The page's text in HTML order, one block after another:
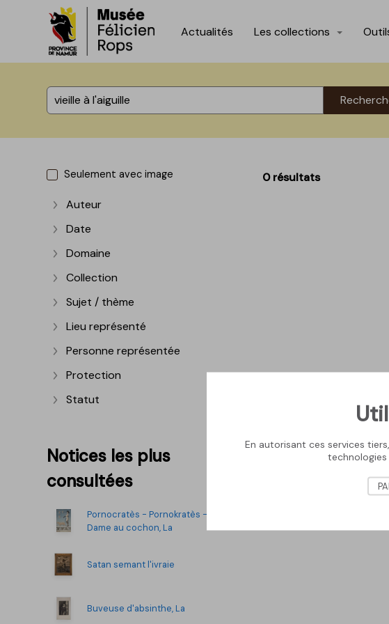
Accèder directement au contenu
Accèder directement au contenu
Actualités Les collections
Seulement avec image
Afficher plus
Auteur
Afficher plus
Date
Afficher plus
Domaine
Afficher plus
Collection
Afficher plus
Sujet / thème
Afficher plus
Lieu représenté
Afficher plus
Personne représentée
Afficher plus
Protection
Afficher plus
Statut
Notices les plus
consultées
Pornocratès - Pornokratès -
Dame au cochon, La
Satan semant l'ivraie
Buveuse d'absinthe, La
0 résultats
En autorisant ces services
technologies